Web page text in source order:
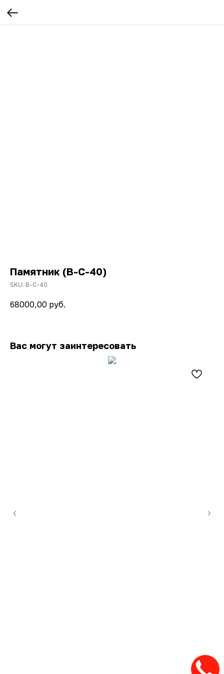
Памятник (В-С-40)
SKU: В-С-40
68000,00 руб.
Вас могут заинтересовать